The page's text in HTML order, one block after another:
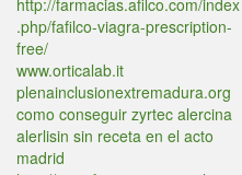
http://farmacias.afilco.com/index
.php/fafilco-viagra-prescription-
free/
www.orticalab.it
plenainclusionextremadura.org
como conseguir zyrtec alercina
alerlisin sin receta en el acto
madrid